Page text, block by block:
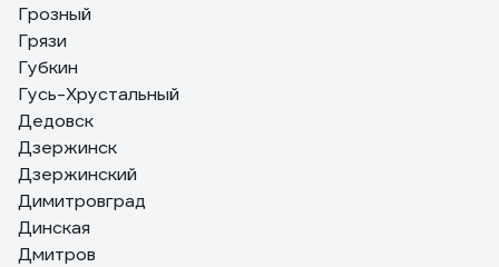
Грозный
Грязи
Губкин
Гусь-Хрустальный
Дедовск
Дзержинск
Дзержинский
Димитровград
Динская
Дмитров